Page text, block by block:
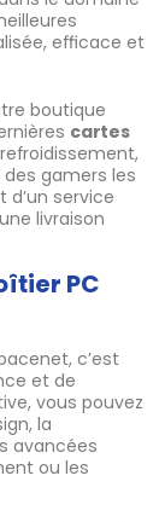
efficace et
boutique
cartes
gamers les
service
livraison
PC
c’est
et de
vous pouvez
la
avancées
ou les